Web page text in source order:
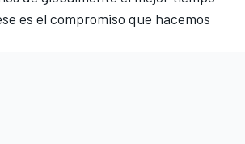
es el compromiso que hacemos